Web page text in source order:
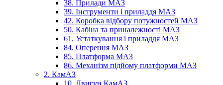
38. Прилади МАЗ
39. Інструменти і приладдя МАЗ
42. Коробка відбору потужностей МАЗ
50. Кабіна та приналежності МАЗ
61. Устаткування і приладдя МАЗ
84. Оперення МАЗ
85. Платформа МАЗ
86. Механізм підйому платформи МАЗ
2. КамАЗ
10. Двигун КамАЗ